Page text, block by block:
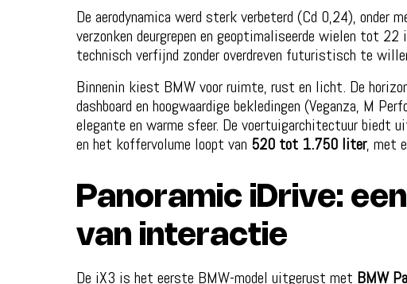
De aerodynamica werd sterk verbeterd (Cd 0,24), onder
verzonken deurgrepen en geoptimaliseerde wielen tot 22
technisch verfijnd zonder overdreven futuristisch te
Binnenin kiest BMW voor ruimte, rust en licht. De
dashboard en hoogwaardige bekledingen (Veganza, M
elegante en warme sfeer. De voertuigarchitectuur biedt
en het koffervolume loopt van 520 tot 1.750 liter, met
Panoramic iDrive:
van interactie
De iX3 is het eerste BMW-model uitgerust met BMW